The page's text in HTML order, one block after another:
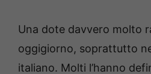
Una dote davvero molto
oggigiorno, soprattutto
italiano. Molti l’hanno